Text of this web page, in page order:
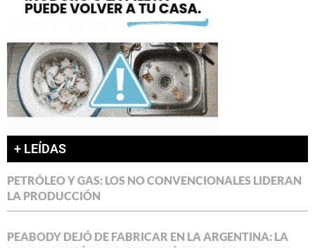
+ LEÍDAS
PETRÓLEO Y GAS: LOS NO CONVENCIONALES LIDERAN
LA PRODUCCIÓN
PEABODY DEJÓ DE FABRICAR EN LA ARGENTINA: LA